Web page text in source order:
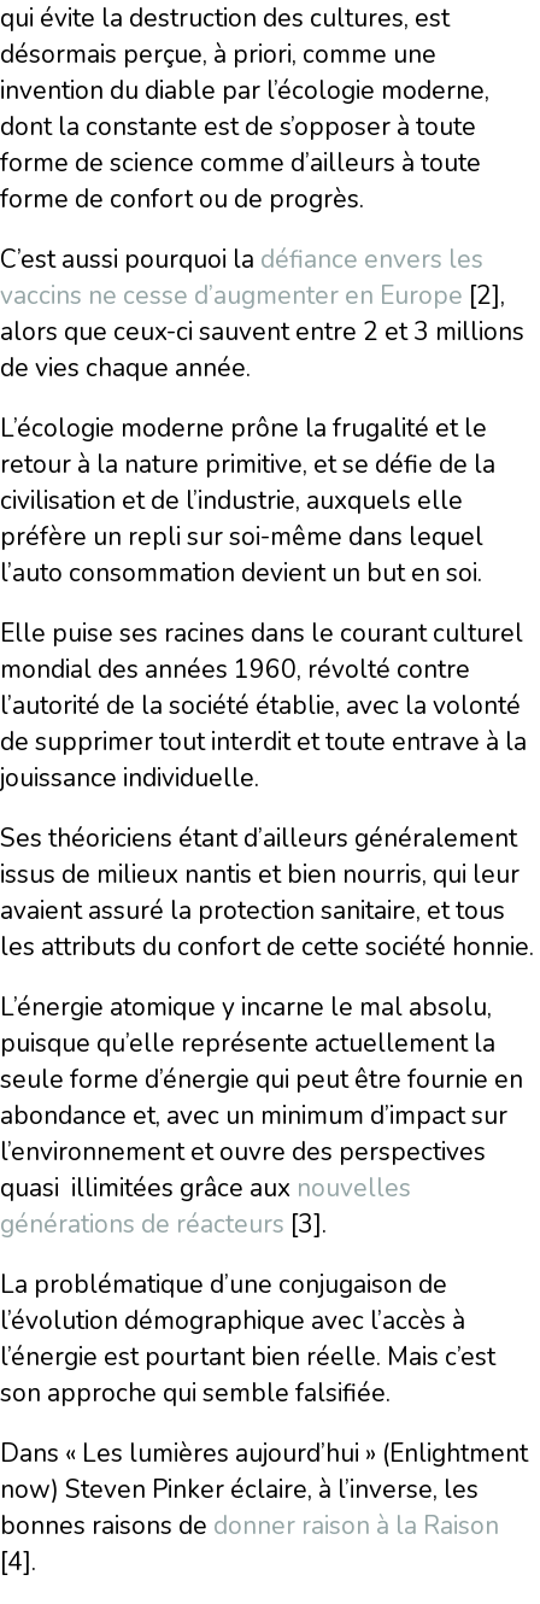
qui évite la destruction des cultures, est
désormais perçue, à priori, comme une
invention du diable par l’écologie moderne,
dont la constante est de s’opposer à toute
forme de science comme d’ailleurs à toute
forme de confort ou de progrès.
C’est aussi pourquoi la défiance envers les
vaccins ne cesse d’augmenter en Europe [2],
alors que ceux-ci sauvent entre 2 et 3 millions
de vies chaque année.
L’écologie moderne prône la frugalité et le
retour à la nature primitive, et se défie de la
civilisation et de l’industrie, auxquels elle
préfère un repli sur soi-même dans lequel
l’auto consommation devient un but en soi.
Elle puise ses racines dans le courant culturel
mondial des années 1960, révolté contre
l’autorité de la société établie, avec la volonté
de supprimer tout interdit et toute entrave à la
jouissance individuelle.
Ses théoriciens étant d’ailleurs généralement
issus de milieux nantis et bien nourris, qui leur
avaient assuré la protection sanitaire, et tous
les attributs du confort de cette société honnie.
L’énergie atomique y incarne le mal absolu,
puisque qu’elle représente actuellement la
seule forme d’énergie qui peut être fournie en
abondance et, avec un minimum d’impact sur
l’environnement et ouvre des perspectives
quasi illimitées grâce aux nouvelles
générations de réacteurs [3].
La problématique d’une conjugaison de
l’évolution démographique avec l’accès à
l’énergie est pourtant bien réelle. Mais c’est
son approche qui semble falsifiée.
Dans « Les lumières aujourd’hui » (Enlightment
now) Steven Pinker éclaire, à l’inverse, les
bonnes raisons de donner raison à la Raison
[4].